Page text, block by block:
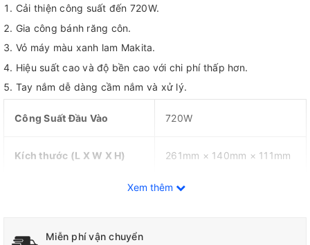
Cải thiện công suất đến 720W.
Gia công bánh răng côn.
Vỏ máy màu xanh lam Makita.
Hiệu suất cao và độ bền cao với chi phí thấp hơn.
Tay nắm dễ dàng cầm nắm và xử lý.
Công Suất Đầu Vào 720W
Kích thước (L X W X H) 261mm × 140mm × 111mm
22.23mm (7/8")
Trọng Lượng
Xem thêm
Miễn phí vận chuyển